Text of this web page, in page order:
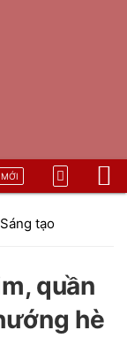
Sáng tạo
quần
hè